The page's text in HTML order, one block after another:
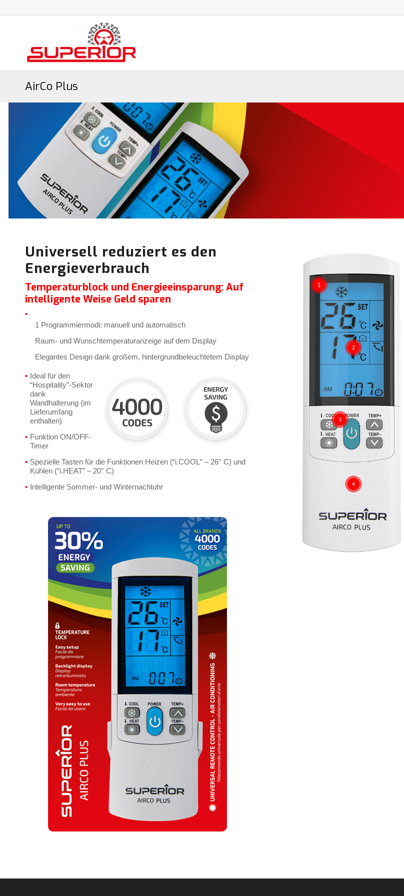
AirCo Plus
Universell reduziert es den
Energieverbrauch
Temperaturblock und Energieeinsparung: Auf
intelligente Weise Geld sparen
1 Programmiermodi: manuell und automatisch
Raum- und Wunschtemperaturanzeige auf dem Display
Elegantes Design dank großem, hintergrundbeleuchtetem Display
Ideal für den
“Hospitality”-Sektor
dank
Wandhalterung (im
Lieferumfang
enthalten)
Funktion ON/OFF-
Timer
Spezielle Tasten für die Funktionen Heizen (“i.COOL” – 26° C) und
Kühlen (“i.HEAT” – 20° C)
Intelligente Sommer- und Winternachtuhr
1
2
3
4